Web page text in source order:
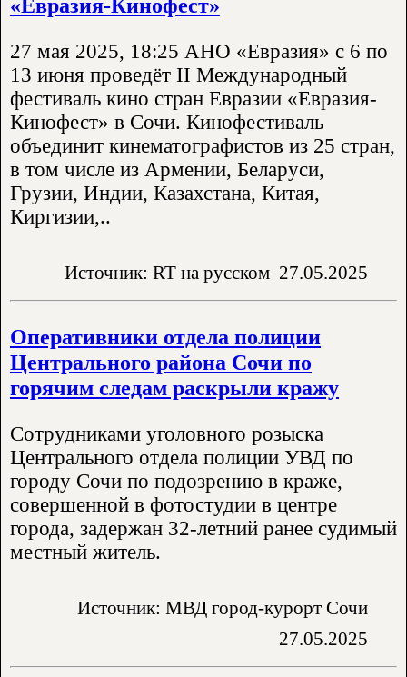
27 мая 2025, 18:25 АНО «Евразия» с 6 по
13 июня проведёт II Международный
фестиваль кино стран Евразии «Евразия-
Кинофест» в Сочи. Кинофестиваль
объединит кинематографистов из 25 стран,
в том числе из Армении, Беларуси,
Грузии, Индии, Казахстана, Китая,
Киргизии,..
Источник: RT на русском 27.05.2025
Оперативники отдела полиции
Центрального района Сочи по
горячим следам раскрыли кражу
Сотрудниками уголовного розыска
Центрального отдела полиции УВД по
городу Сочи по подозрению в краже,
совершенной в фотостудии в центре
города, задержан 32-летний ранее судимый
местный житель.
Источник: МВД город-курорт Сочи
27.05.2025